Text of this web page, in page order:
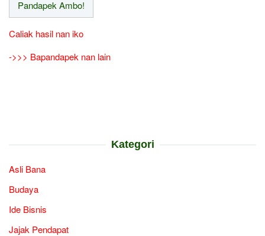
Caliak hasil nan iko
->>> Bapandapek nan lain
Kategori
Asli Bana
Budaya
Ide Bisnis
Jajak Pendapat